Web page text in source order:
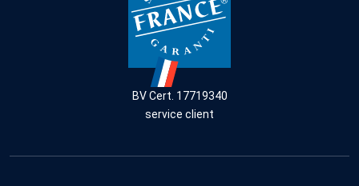
BV Cert. 17719340
service client